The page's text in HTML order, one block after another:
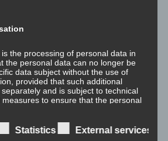
the processing of personal data in
the personal data can no longer be
data subject without the use of
provided that such additional
and is subject to technical
to ensure that the personal
Statistics External services